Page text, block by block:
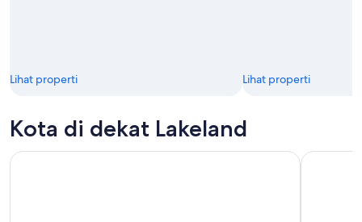
Lihat properti Lihat properti
Kota di dekat Lakeland